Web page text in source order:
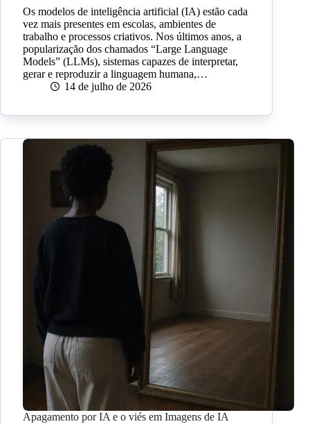
Os modelos de inteligência artificial (IA) estão cada
vez mais presentes em escolas, ambientes de
trabalho e processos criativos. Nos últimos anos, a
popularização dos chamados “Large Language
Models” (LLMs), sistemas capazes de interpretar,
gerar e reproduzir a linguagem humana,…
14 de julho de 2026
Apagamento por IA e o viés em Imagens de IA